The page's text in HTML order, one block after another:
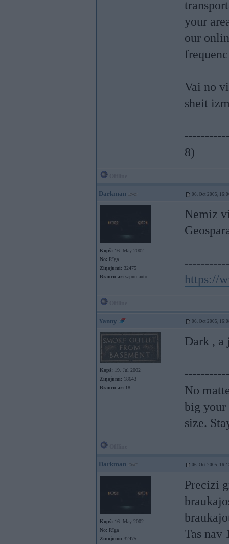
your
our
Vai no
sheit
8)
Darkman 06. Oct 2005,
Kopš: 16. May 2002
No: Rīga
Ziņojumi: 32475
Braucu ar: sapņu auto
Nemiz
https://
Yanny 06. Oct 2005,
Kopš: 19. Jul 2002
Ziņojumi: 18643
Braucu ar: 18
Dark , a
No
big your
size.
Darkman 06. Oct 2005,
Kopš: 16. May 2002
No: Rīga
Ziņojumi: 32475
Precizi
Tas nav